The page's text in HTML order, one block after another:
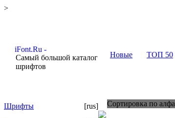
>
Самый большой каталог
шрифтов
Новые ТОП 50
Шрифты
[rus]
Сортировка по